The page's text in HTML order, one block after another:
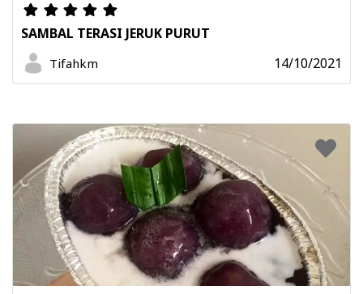
SAMBAL TERASI JERUK PURUT
Tifahkm 14/10/2021